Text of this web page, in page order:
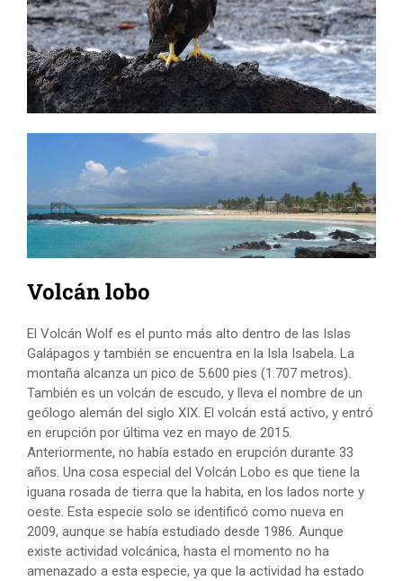
Volcán lobo
El Volcán Wolf es el punto más alto dentro de las Islas
Galápagos y también se encuentra en la Isla Isabela. La
montaña alcanza un pico de 5.600 pies (1.707 metros).
También es un volcán de escudo, y lleva el nombre de un
geólogo alemán del siglo XIX. El volcán está activo, y entró
en erupción por última vez en mayo de 2015.
Anteriormente, no había estado en erupción durante 33
años. Una cosa especial del Volcán Lobo es que tiene la
iguana rosada de tierra que la habita, en los lados norte y
oeste. Esta especie solo se identificó como nueva en
2009, aunque se había estudiado desde 1986. Aunque
existe actividad volcánica, hasta el momento no ha
amenazado a esta especie, ya que la actividad ha estado